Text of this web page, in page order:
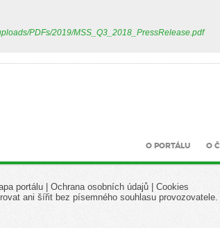
PDFs/2019/MSS_Q3_2018_PressRelease.pdf
O PORTÁLU O
portálu | Ochrana osobních údajů | Cookies
ani šířit bez písemného souhlasu provozovatele.